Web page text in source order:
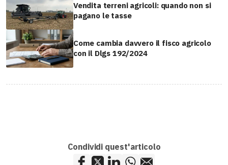
Vendita terreni agricoli: quando non si
pagano le tasse
Come cambia davvero il fisco agricolo
con il Dlgs 192/2024
Condividi quest'articolo